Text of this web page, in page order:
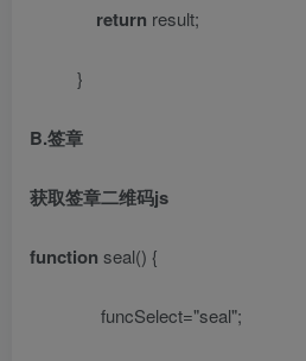
return result;
}
B.签章
获取签章二维码js
function seal() {
funcSelect="seal";